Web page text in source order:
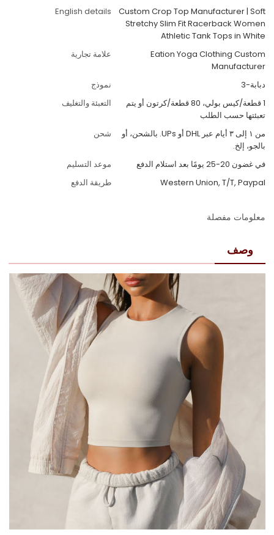
English details
Custom Crop Top Manufacturer | Soft
Stretchy Slim Fit Racerback Women
Athletic Tank Tops in White
علامة تجارية
Eation Yoga Clothing Custom
Manufacturer
نموذج
دبابة-3
التعبئة والتغليف
1 قطعة/كيس بولي، 80 قطعة/كرتون أو يتم
تعبئتها حسب الطلب
شحن
من ١ إلى ٣ أيام عبر DHL أو UPs. بالشحن، أو
بالجو، إلخ.
موعد التسليم
في غضون 20-25 يومًا بعد استلام الدفع
طريقة الدفع
Western Union, T/T, Paypal
معلومات مفصلة
وصف